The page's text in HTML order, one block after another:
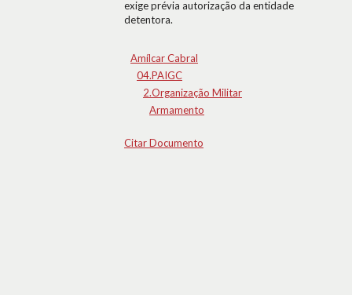
exige prévia autorização da entidade
detentora.
Amílcar Cabral
04.PAIGC
2.Organização Militar
Armamento
Citar Documento